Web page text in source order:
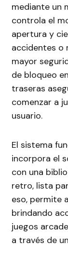
mediante un
controla el
apertura y
accidentes o
mayor
de bloqueo
traseras
comenzar a
usuario.
El sistema
incorpora el
con una
retro, lista
eso, permite
brindando
juegos
a través de